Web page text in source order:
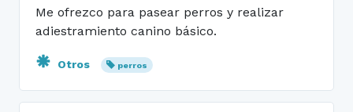
Me ofrezco para pasear perros y realizar
adiestramiento canino básico.
Otros perros